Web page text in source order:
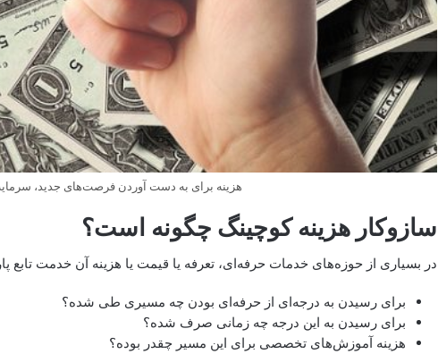
هزینه برای به دست آوردن فرصت‌های جدید،
سازوکار هزینه کوچینگ چگونه است؟
در بسیاری از حوزه‌های خدمات حرفه‌ای، تعرفه یا قیمت یا هزینه آن خدمت تابع
برای رسیدن به درجه‌ای از حرفه‌ای بودن چه مسیری طی شده؟
برای رسیدن به این درجه چه زمانی صرف شده؟
هزینه آموزش‌های تخصصی برای این مسیر چقدر بوده؟